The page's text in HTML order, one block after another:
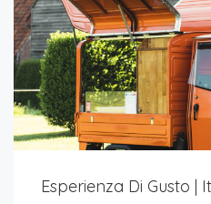
Esperienza Di Gusto |